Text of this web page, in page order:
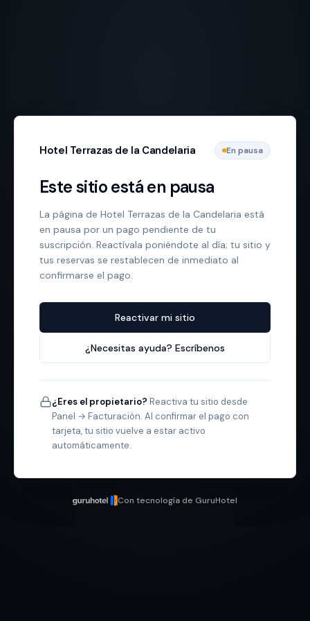
Hotel Terrazas de la Candelaria En pausa
Este sitio está en pausa
La página de Hotel Terrazas de la Candelaria está
en pausa por un pago pendiente de tu
suscripción. Reactívala poniéndote al día; tu sitio y
tus reservas se restablecen de inmediato al
confirmarse el pago.
Reactivar mi sitio
¿Necesitas ayuda? Escríbenos
¿Eres el propietario? Reactiva tu sitio desde
Panel → Facturación. Al confirmar el pago con
tarjeta, tu sitio vuelve a estar activo
automáticamente.
Con tecnología de GuruHotel